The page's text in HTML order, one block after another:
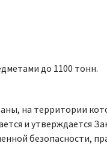
до 1100 тонн.
на территории
и утверждается
безопасности,